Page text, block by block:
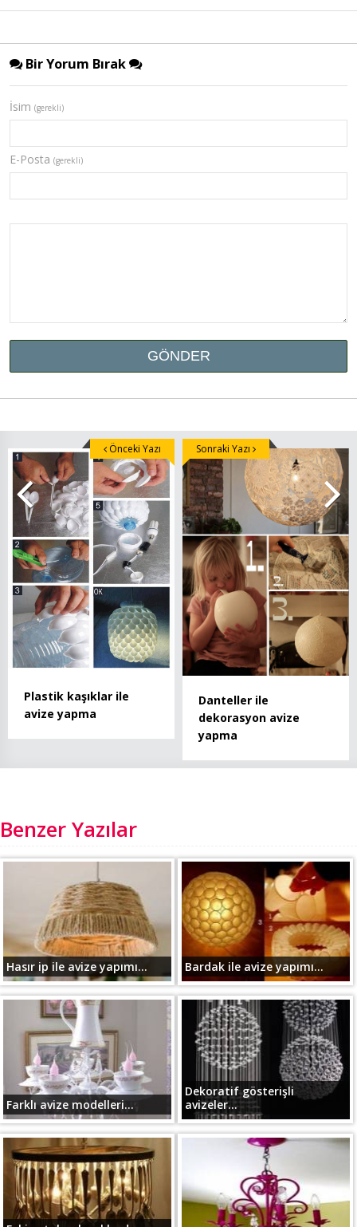
Bir Yorum Bırak
İsim (gerekli)
E-Posta (gerekli)
Plastik kaşıklar ile
avize yapma
Önceki Yazı
Danteller ile
dekorasyon avize
yapma
Sonraki Yazı
Benzer Yazılar
Hasır ip ile avize yapımı... Bardak ile avize yapımı...
Farklı avize modelleri...
Dekoratif gösterişli
avizeler...